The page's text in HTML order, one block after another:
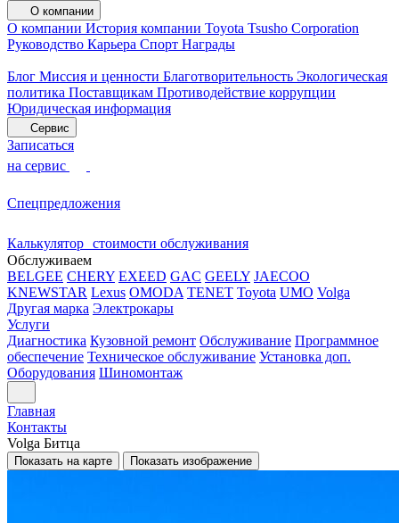
О компании
О компании История компании Toyota Tsusho Corporation
Руководство Карьера Спорт Награды
Блог Миссия и ценности Благотворительность Экологическая
политика Поставщикам Противодействие коррупции
Юридическая информация
Сервис
Записаться
на сервис
Спецпредложения
Калькулятор стоимости обслуживания
Обслуживаем
BELGEE CHERY EXEED GAC GEELY JAECOO
KNEWSTAR Lexus OMODA TENET Toyota UMO Volga
Другая марка Электрокары
Услуги
Диагностика Кузовной ремонт Обслуживание Программное
обеспечение Техническое обслуживание Установка доп.
Оборудования Шиномонтаж
Главная
Контакты
Volga Битца
Показать на карте Показать изображение